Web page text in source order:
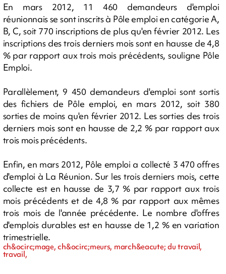
En mars 2012, 11 460 demandeurs d'emploi
réunionnais se sont inscrits à Pôle emploi en catégorie A,
B, C, soit 770 inscriptions de plus qu'en février 2012. Les
inscriptions des trois derniers mois sont en hausse de 4,8
% par rapport aux trois mois précédents, souligne Pôle
Emploi.
Parallèlement, 9 450 demandeurs d'emploi sont sortis
des fichiers de Pôle emploi, en mars 2012, soit 380
sorties de moins qu'en février 2012. Les sorties des trois
derniers mois sont en hausse de 2,2 % par rapport aux
trois mois précédents.
Enfin, en mars 2012, Pôle emploi a collecté 3 470 offres
d'emploi à La Réunion. Sur les trois derniers mois, cette
collecte est en hausse de 3,7 % par rapport aux trois
mois précédents et de 4,8 % par rapport aux mêmes
trois mois de l'année précédente. Le nombre d'offres
d'emplois durables est en hausse de 1,2 % en variation
trimestrielle.
ch&ocirc;mage, ch&ocirc;meurs, march&eacute; du travail,
travail,